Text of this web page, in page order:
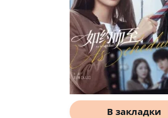
В закладки